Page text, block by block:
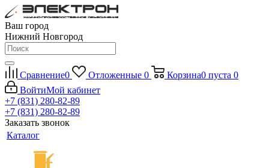
Ваш город
Нижний Новгород
Сравнение0 Отложенные 0 Корзина0 пуста 0
ВойтиМой кабинет
+7 (831) 280-82-89
+7 (831) 280-82-89
Заказать звонок
Каталог